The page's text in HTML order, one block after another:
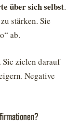
über sich selbst.
zu stärken. Sie
ab.
. Sie zielen darauf
Negative